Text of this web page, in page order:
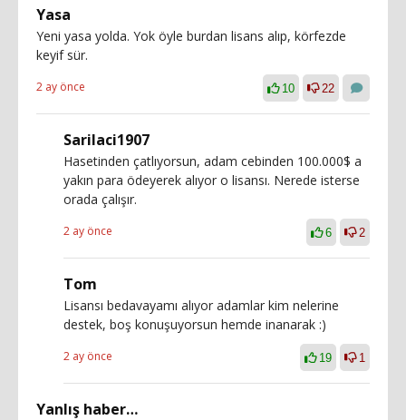
Yasa
Yeni yasa yolda. Yok öyle burdan lisans alıp, körfezde
keyif sür.
2 ay önce 10 22
Sarilaci1907
Hasetinden çatlıyorsun, adam cebinden 100.000$ a
yakın para ödeyerek alıyor o lisansı. Nerede isterse
orada çalışır.
2 ay önce 6 2
Tom
Lisansı bedavayamı alıyor adamlar kim nelerine
destek, boş konuşuyorsun hemde inanarak :)
2 ay önce 19 1
Yanlış haber…